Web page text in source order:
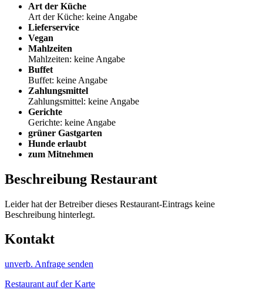
Art der Küche
Art der Küche: keine Angabe
Lieferservice
Vegan
Mahlzeiten
Mahlzeiten: keine Angabe
Buffet
Buffet: keine Angabe
Zahlungsmittel
Zahlungsmittel: keine Angabe
Gerichte
Gerichte: keine Angabe
grüner Gastgarten
Hunde erlaubt
zum Mitnehmen
Beschreibung Restaurant
Leider hat der Betreiber dieses Restaurant-Eintrags keine
Beschreibung hinterlegt.
Kontakt
unverb. Anfrage senden
Restaurant auf der Karte